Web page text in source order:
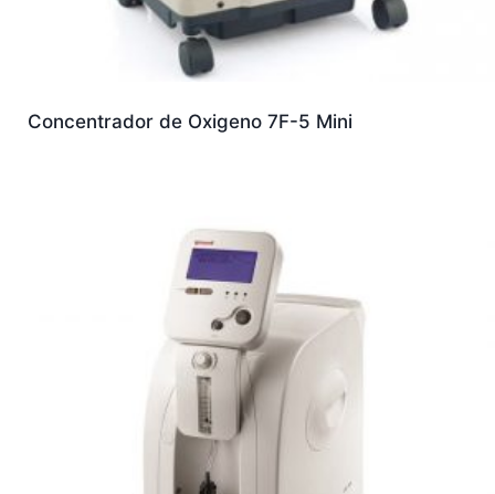
Concentrador de Oxigeno 7F-5 Mini